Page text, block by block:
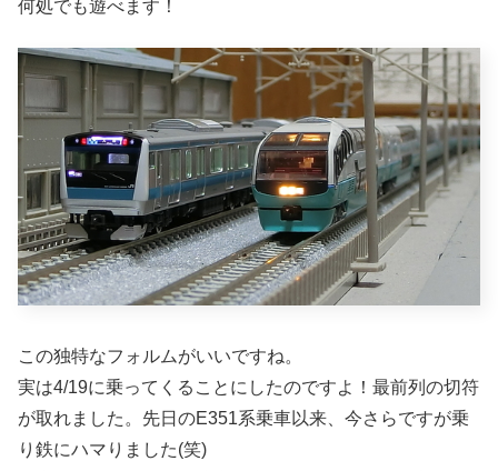
何処でも遊べます！
この独特なフォルムがいいですね。
実は4/19に乗ってくることにしたのですよ！最前列の切符
が取れました。先日のE351系乗車以来、今さらですが乗
り鉄にハマりました(笑)